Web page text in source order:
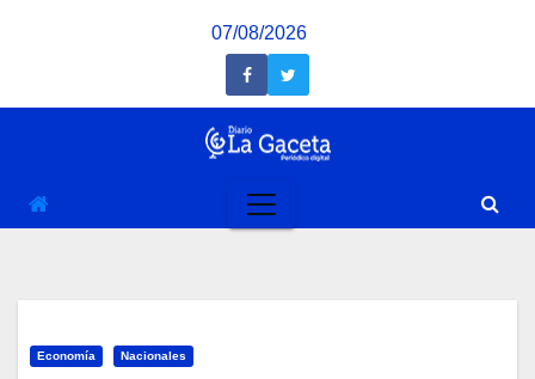
07/08/2026
Economía Nacionales